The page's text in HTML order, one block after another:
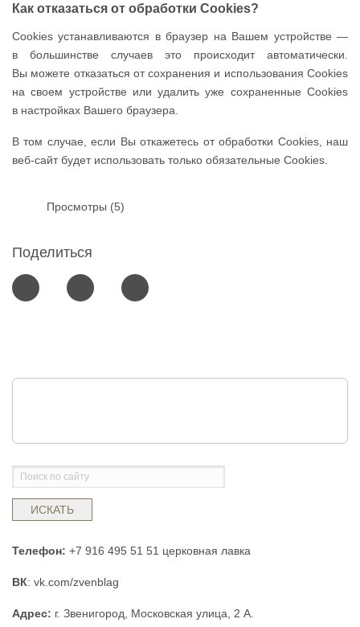
Как отказаться от обработки Сookies?
Cookies устанавливаются в браузер на Вашем устройстве —
в большинстве случаев это происходит автоматически.
Вы можете отказаться от сохранения и использования Cookies
на своем устройстве или удалить уже сохраненные Cookies
в настройках Вашего браузера.
В том случае, если Вы откажетесь от обработки Cookies, наш
веб-сайт будет использовать только обязательные Cookies.
Просмотры (5)
Поделиться
ИСКАТЬ
Телефон: +7 916 495 51 51 церковная лавка
ВК: vk.com/zvenblag
Адрес: г. Звенигород, Московская улица, 2 А.